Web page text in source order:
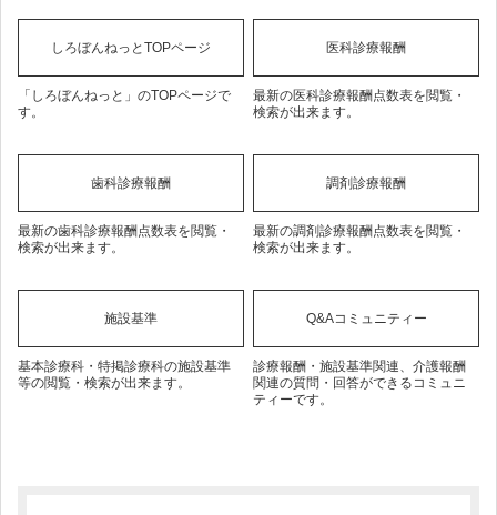
しろぼんねっとTOPページ
「しろぼんねっと」のTOPページで
す。
医科診療報酬
最新の医科診療報酬点数表を閲覧・
検索が出来ます。
歯科診療報酬
最新の歯科診療報酬点数表を閲覧・
検索が出来ます。
調剤診療報酬
最新の調剤診療報酬点数表を閲覧・
検索が出来ます。
施設基準
基本診療科・特掲診療科の施設基準
等の閲覧・検索が出来ます。
Q&Aコミュニティー
診療報酬・施設基準関連、介護報酬
関連の質問・回答ができるコミュニ
ティーです。